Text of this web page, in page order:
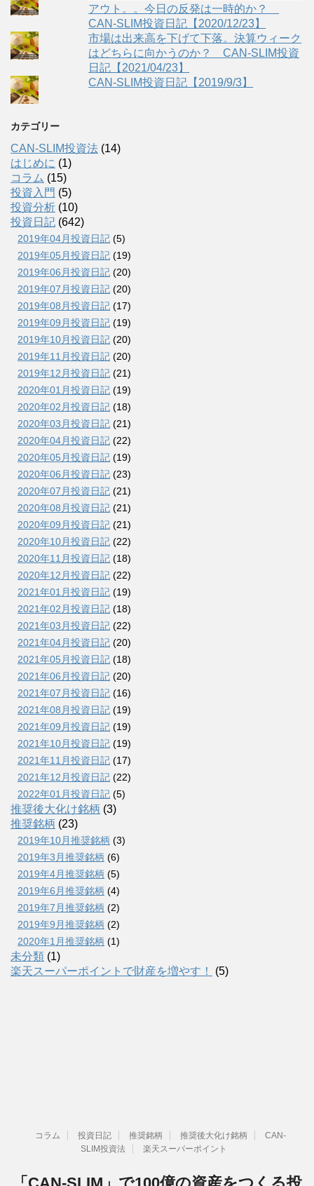
アウト。。今日の反発は一時的か？
CAN-SLIM投資日記【2020/12/23】
市場は出来高を下げて下落。決算ウィーク
はどちらに向かうのか？ CAN-SLIM投資
日記【2021/04/23】
CAN-SLIM投資日記【2019/9/3】
カテゴリー
CAN-SLIM投資法 (14)
はじめに (1)
コラム (15)
投資入門 (5)
投資分析 (10)
投資日記 (642)
2019年04月投資日記 (5)
2019年05月投資日記 (19)
2019年06月投資日記 (20)
2019年07月投資日記 (20)
2019年08月投資日記 (17)
2019年09月投資日記 (19)
2019年10月投資日記 (20)
2019年11月投資日記 (20)
2019年12月投資日記 (21)
2020年01月投資日記 (19)
2020年02月投資日記 (18)
2020年03月投資日記 (21)
2020年04月投資日記 (22)
2020年05月投資日記 (19)
2020年06月投資日記 (23)
2020年07月投資日記 (21)
2020年08月投資日記 (21)
2020年09月投資日記 (21)
2020年10月投資日記 (22)
2020年11月投資日記 (18)
2020年12月投資日記 (22)
2021年01月投資日記 (19)
2021年02月投資日記 (18)
2021年03月投資日記 (22)
2021年04月投資日記 (20)
2021年05月投資日記 (18)
2021年06月投資日記 (20)
2021年07月投資日記 (16)
2021年08月投資日記 (19)
2021年09月投資日記 (19)
2021年10月投資日記 (19)
2021年11月投資日記 (17)
2021年12月投資日記 (22)
2022年01月投資日記 (5)
推奨後大化け銘柄 (3)
推奨銘柄 (23)
2019年10月推奨銘柄 (3)
2019年3月推奨銘柄 (6)
2019年4月推奨銘柄 (5)
2019年6月推奨銘柄 (4)
2019年7月推奨銘柄 (2)
2019年9月推奨銘柄 (2)
2020年1月推奨銘柄 (1)
未分類 (1)
楽天スーパーポイントで財産を増やす！
(5)
コラム 投資日記 推奨銘柄 推奨後大化け銘柄
CAN-
SLIM投資法
楽天スーパーポイント